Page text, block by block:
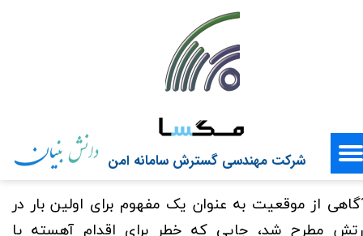
شرکت مهندسی گسترش سامانه امن
از موقعیت به عنوان یک مفهوم برای اولین بار در
مطرح شد، جایی که خطر برای اقدام آهسته یا